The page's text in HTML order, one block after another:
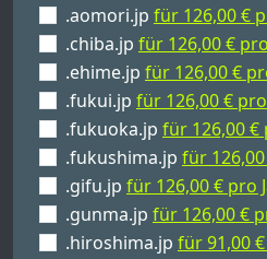
.aomori.jp für 126,00 €
.chiba.jp für 126,00 €
.ehime.jp für 126,00 €
.fukui.jp für 126,00 €
.fukuoka.jp für 126,00 €
.fukushima.jp für
.gifu.jp für 126,00 € pro
.gunma.jp für 126,00 €
.hiroshima.jp für 91,00